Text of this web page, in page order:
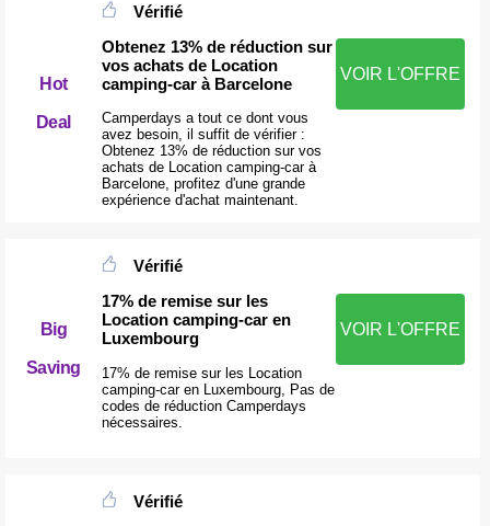
Hot
Deal
Vérifié
Obtenez 13% de réduction sur
vos achats de Location
camping-car à Barcelone
Camperdays a tout ce dont vous
avez besoin, il suffit de vérifier :
Obtenez 13% de réduction sur vos
achats de Location camping-car à
Barcelone, profitez d'une grande
expérience d'achat maintenant.
VOIR L'OFFRE
Big
Saving
Vérifié
17% de remise sur les
Location camping-car en
Luxembourg
17% de remise sur les Location
camping-car en Luxembourg, Pas de
codes de réduction Camperdays
nécessaires.
VOIR L'OFFRE
Vérifié